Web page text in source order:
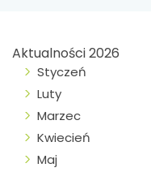
Aktualności 2026
Styczeń
Luty
Marzec
Kwiecień
Maj